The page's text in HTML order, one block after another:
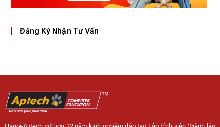
Đăng Ký Nhận Tư Vấn